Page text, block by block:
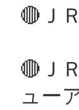
🔴Ｊ
🔴Ｊ
ュー